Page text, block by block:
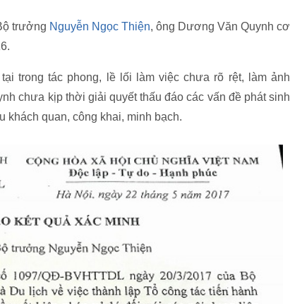
trưởng Nguyễn Ngọc Thiện, ông Dương Văn Quynh cơ
trong tác phong, lề lối làm việc chưa rõ rệt, làm ảnh
chưa kịp thời giải quyết thấu đáo các vấn đề phát sinh
khách quan, công khai, minh bạch.